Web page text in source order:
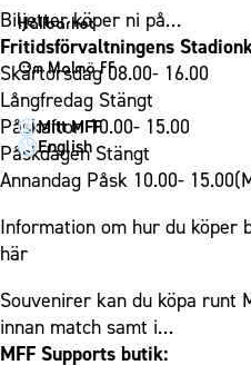
Fotbollsnätverket
P19
F19
P17
F17
Partner dam
Matchdag på Eleda Stadion
MFF-museet & rundvandringar
1910 Event
Fest & Event
Konferens
Möte
Mässa
Sommarfest
Julshow
Vanliga frågor om 1910 Event
Hållbarhet
Hållbarhet
Himmelsblå framtid – en
MFF i samhället
Laget för alla
Himmelsblå Tillsammans
Grundskolefotboll mot
Skolakademier
Om Malmö FF
Om Malmö FF
Kontakt
Press och media
Historik – damlaget
Policydokument
Personuppgiftspolicy
Mitt MFF
English
Biljetter köper ni på…
Fritidsförvaltningens
Skärtorsdag 08.00- 16.00
Långfredag Stängt
Påskafton 10.00- 15.00
Påskdagen Stängt
Annandag Påsk 10.00-
Information om hur du
här
Souvenirer kan du köpa runt
innan match samt i…
MFF Supports butik: